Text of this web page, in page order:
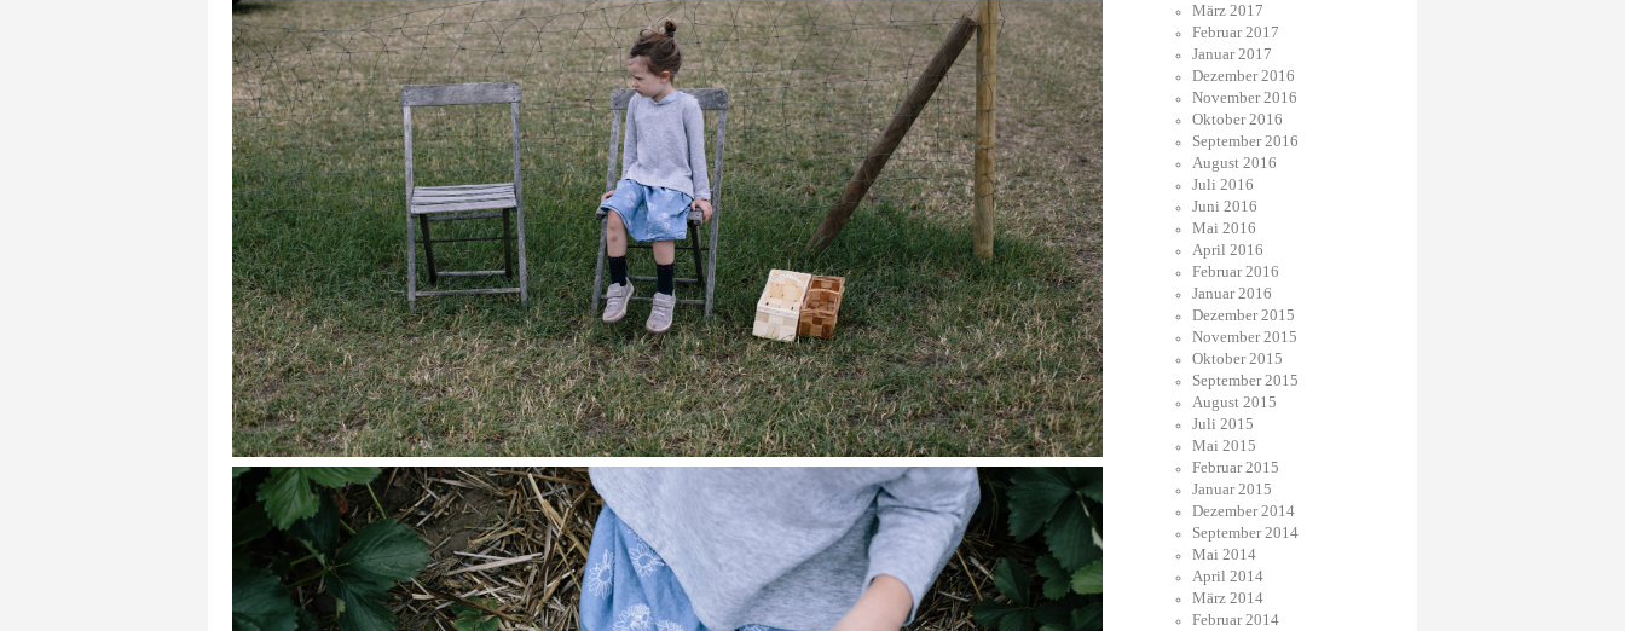
März 2017
Februar 2017
Januar 2017
Dezember 2016
November 2016
Oktober 2016
September 2016
August 2016
Juli 2016
Juni 2016
Mai 2016
April 2016
Februar 2016
Januar 2016
Dezember 2015
November 2015
Oktober 2015
September 2015
August 2015
Juli 2015
Mai 2015
Februar 2015
Januar 2015
Dezember 2014
September 2014
Mai 2014
April 2014
März 2014
Februar 2014